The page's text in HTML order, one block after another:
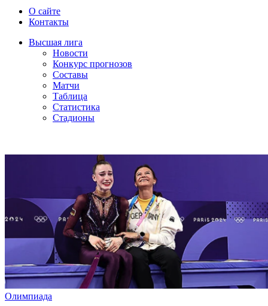
О сайте
Контакты
Высшая лига
Новости
Конкурс прогнозов
Составы
Матчи
Таблица
Статистика
Стадионы
Олимпиада